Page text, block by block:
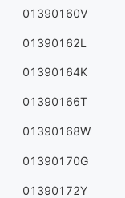
01390160V
01390162L
01390164K
01390166T
01390168W
01390170G
01390172Y